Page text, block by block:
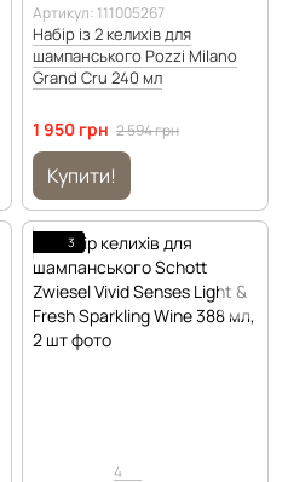
Артикул: 111005267
Набір із 2 келихів для
шампанського Pozzi Milano
Grand Cru 240 мл
1 950 грн 2 594 грн
Купити!
3
4